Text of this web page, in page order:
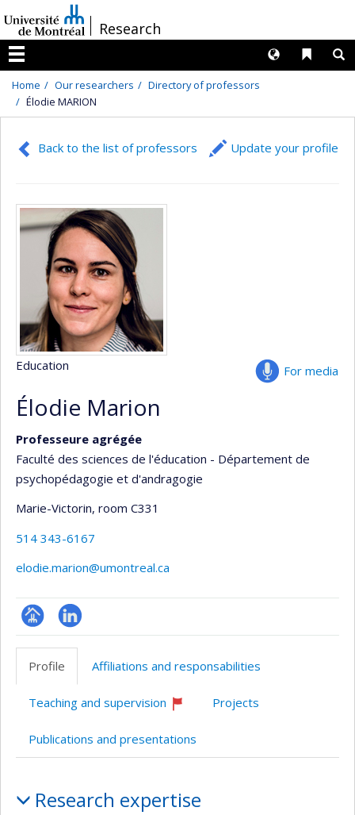
au
contenu
/Research
Menu
Liens
Langues
Home Our researchers
Directory of professors
Élodie MARION
Back to the list of professors Update your profile
For media
Education
Élodie Marion
Professeure agrégée
Faculté des sciences de l'éducation - Département de
psychopédagogie et d'andragogie
Marie-Victorin, room C331
514 343-6167
elodie.marion@umontreal.ca
Page
professionnelle
LinkedIn
Profile
Affiliations and responsabilities
Teaching and supervision
recruiting
Projects
Publications and presentations
Research expertise